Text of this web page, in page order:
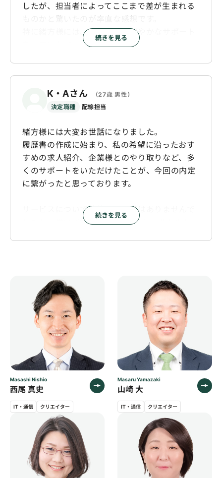
た。
また、全体として迅速なご対応にも大変助けら
気になった点を企業担当様へご確認いただいた
際も、ご返信が非常に早く、効率よく選考対策
そうしたご対応を通して緒方様への信頼がより
一層深まり、ワークポート様で就職先を決めた
このようなご縁があったことを大変嬉しく思い
ます。
したが、担当者によってここまで差が生まれる
特に緒方様には、非常にきめ細やかなサポート
をしていただいた結果、
が、特に良かったと感じるのは以下の3点で
1. 履歴書・職務経歴書の丁寧な添削
転職経験があったため書類には問題ないと考え
ておりましたが、緒方様は細部にわたりご助言
くださいました。
内容の記載順序や強調すべき点など、見落とし
選考通過率の向上につながったと感じておりま
とはほとんどございませんでした。
希望勤務地の求人だけでなく、地理的に近接し
たエリアの求人までご提案いただくなど、
次に必要な情報を前もってご準備くださったこ
とで、在職中の限られた時間でも効率的に転職
活動を進めることができました。
3. 手厚い面接対策
基礎的な内容から、私の経歴に合わせた質疑応
答の練習まで丁寧にご対応いただきました。
多くの質問を想定して準備してくださったおか
げで、本番では落ち着いて自己アピールするこ
とができました。
続きを見る
K・Aさん
（27歳 男性）
決定職種
配線担当
緒方様には大変お世話になりました。
履歴書の作成に始まり、私の希望に沿ったおす
すめの求人紹介、企業様とのやり取りなど、多
くのサポートをいただけたことが、今回の内定
に繋がったと思っております。
サービスについて特筆する不満はありませんで
したが、強いて挙げると、eコンシェルが少し
続きを見る
Masashi Nishio
西尾 真史
IT・通信 クリエイター
Masaru Yamazaki
山崎 大
IT・通信 クリエイター